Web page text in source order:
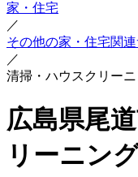
家・住宅
／
その他の家・住宅関
／
清掃・ハウスクリー
広島県尾
リーニン